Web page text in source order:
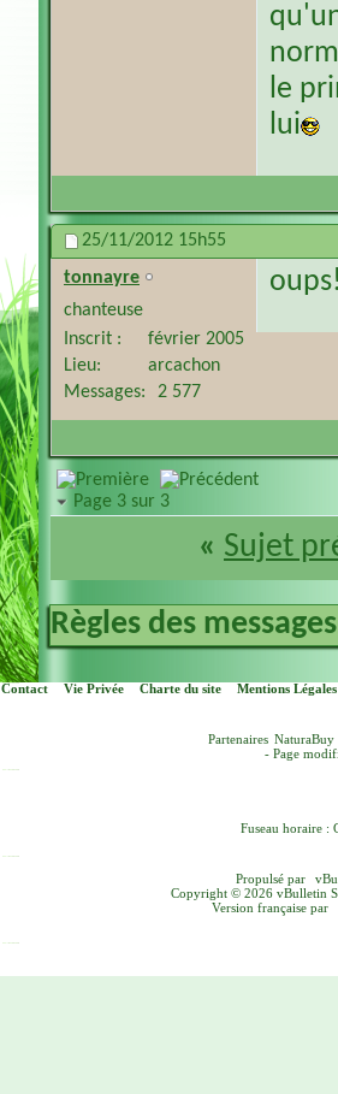
le
lui
25/11/2012 15h55
tonnayre
chanteuse
Inscrit
février 2005
Lieu
arcachon
Messages
2 577
Page 3 sur 3
« Sujet
Règles des messages
Contact Vie Privée Charte du site Mentions Légales
Partenaires NaturaBuy
- Page
Fuseau horaire :
Propulsé par
Copyright © 2026 vBulletin
Version française par